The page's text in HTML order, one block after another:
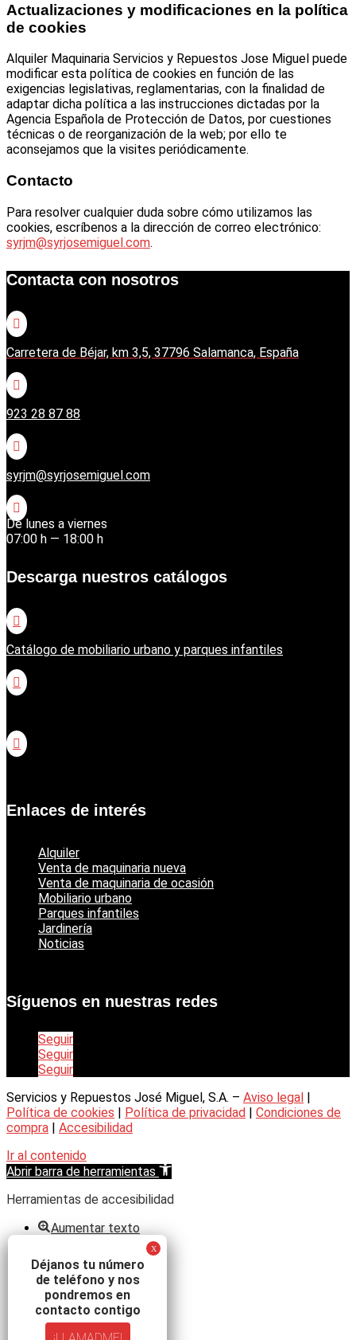
Actualizaciones y modificaciones en la política
de cookies
Alquiler Maquinaria Servicios y Repuestos Jose Miguel puede
modificar esta política de cookies en función de las
exigencias legislativas, reglamentarias, con la finalidad de
adaptar dicha política a las instrucciones dictadas por la
Agencia Española de Protección de Datos, por cuestiones
técnicas o de reorganización de la web; por ello te
aconsejamos que la visites periódicamente.
Contacto
Para resolver cualquier duda sobre cómo utilizamos las
cookies, escríbenos a la dirección de correo electrónico:
syrjm@syrjosemiguel.com.
Contacta con nosotros

Carretera de Béjar, km 3,5, 37796 Salamanca, España

923 28 87 88

syrjm@syrjosemiguel.com

De lunes a viernes
07:00 h — 18:00 h
Descarga nuestros catálogos

Catálogo de mobiliario urbano y parques infantiles


Enlaces de interés
Alquiler
Venta de maquinaria nueva
Venta de maquinaria de ocasión
Mobiliario urbano
Parques infantiles
Jardinería
Noticias
Síguenos en nuestras redes
Seguir
Seguir
Seguir
Servicios y Repuestos José Miguel, S.A. – Aviso legal
Política de cookies
Política de privacidad
Condiciones de
compra
Accesibilidad
Déjanos tu número
de teléfono y nos
pondremos en
contacto contigo
Ir al contenido
Abrir barra de herramientas
Herramientas de accesibilidad
Aumentar texto
Escala de grises
Alto contraste
Contraste negativo
Fondo claro
Subrayar enlaces